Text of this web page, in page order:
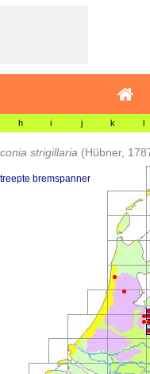
h i j k l
strigillaria (Hübner,
bremspanner